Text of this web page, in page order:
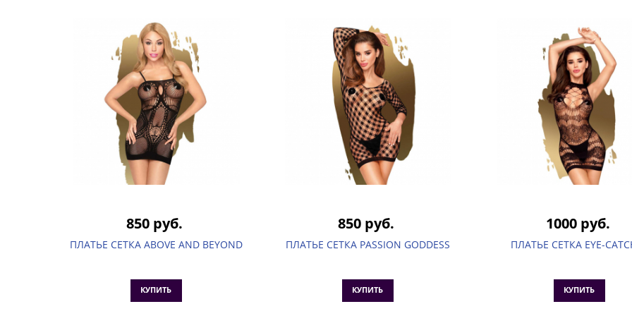
850 руб.
ПЛАТЬЕ СЕТКА ABOVE AND BEYOND
КУПИТЬ
850 руб.
ПЛАТЬЕ СЕТКА PASSION GODDESS
КУПИТЬ
1000 руб.
ПЛАТЬЕ СЕТКА EYE-
КУПИТЬ